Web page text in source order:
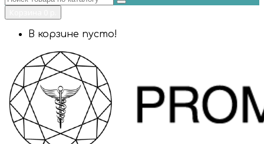
В корзине пусто!